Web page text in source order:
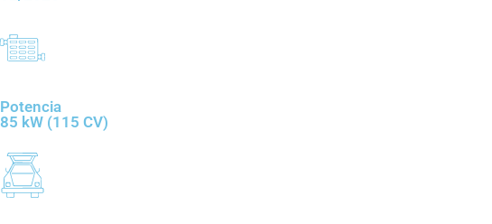
Potencia
85 kW (115 CV)